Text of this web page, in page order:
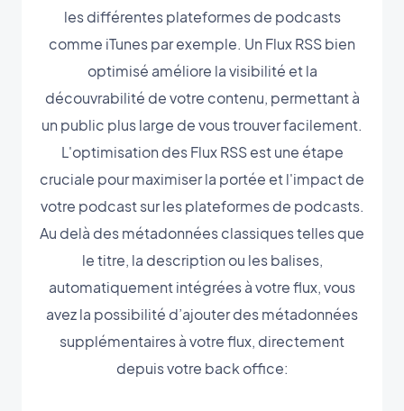
les différentes plateformes de podcasts
comme iTunes par exemple. Un Flux RSS bien
optimisé améliore la visibilité et la
découvrabilité de votre contenu, permettant à
un public plus large de vous trouver facilement.
L'optimisation des Flux RSS est une étape
cruciale pour maximiser la portée et l'impact de
votre podcast sur les plateformes de podcasts.
Au delà des métadonnées classiques telles que
le titre, la description ou les balises,
automatiquement intégrées à votre flux, vous
avez la possibilité d’ajouter des métadonnées
supplémentaires à votre flux, directement
depuis votre back office: